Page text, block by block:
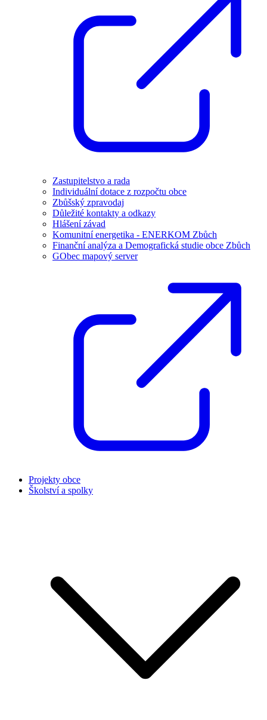
Zastupitelstvo a rada
Individuální dotace z rozpočtu obce
Zbůšský zpravodaj
Důležité kontakty a odkazy
Hlášení závad
Komunitní energetika - ENERKOM Zbůch
Finanční analýza a Demografická studie obce Zbůch
GObec mapový server
Projekty obce
Školství a spolky